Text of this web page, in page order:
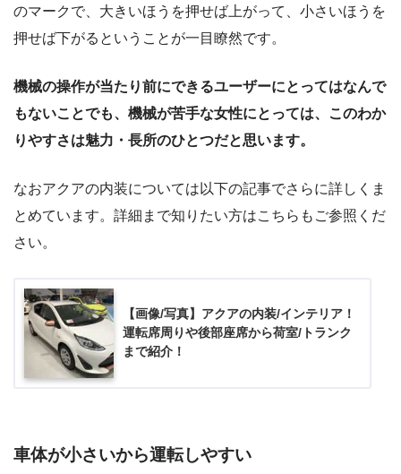
のマークで、大きいほうを押せば上がって、小さいほうを
押せば下がるということが一目瞭然です。
機械の操作が当たり前にできるユーザーにとってはなんで
もないことでも、機械が苦手な女性にとっては、このわか
りやすさは魅力・長所のひとつだと思います。
なおアクアの内装については以下の記事でさらに詳しくま
とめています。詳細まで知りたい方はこちらもご参照くだ
さい。
【画像/写真】アクアの内装/インテリア！
運転席周りや後部座席から荷室/トランク
まで紹介！
車体が小さいから運転しやすい